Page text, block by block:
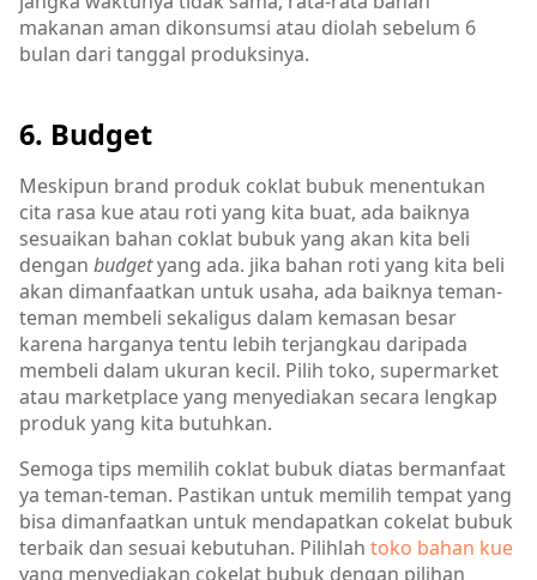
makanan aman dikonsumsi atau diolah sebelum 6
bulan dari tanggal produksinya.
6. Budget
Meskipun brand produk coklat bubuk menentukan
cita rasa kue atau roti yang kita buat, ada baiknya
sesuaikan bahan coklat bubuk yang akan kita beli
dengan budgetyang ada. jika bahan roti yang kita beli
akan dimanfaatkan untuk usaha, ada baiknya teman-
teman membeli sekaligus dalam kemasan besar
karena harganya tentu lebih terjangkau daripada
membeli dalam ukuran kecil. Pilih toko, supermarket
atau marketplace yang menyediakan secara lengkap
produk yang kita butuhkan.
Semoga tips memilih coklat bubuk diatas bermanfaat
ya teman-teman. Pastikan untuk memilih tempat yang
bisa dimanfaatkan untuk mendapatkan cokelat bubuk
terbaik dan sesuai kebutuhan. Pilihlah toko bahan kue
yang menyediakan cokelat bubuk dengan pilihan